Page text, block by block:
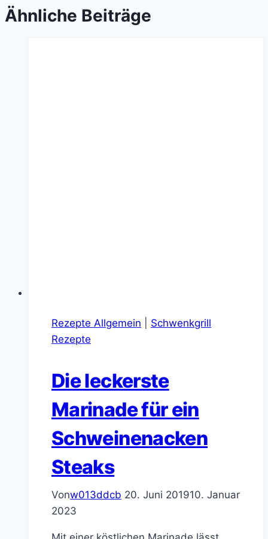
Ähnliche Beiträge
Rezepte Allgemein
Schwenkgrill
Rezepte
Die leckerste
Marinade für ein
Schweinenacken
Steaks
Vonw013ddcb 20. Juni 201910. Januar
2023